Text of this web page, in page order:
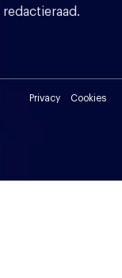
Privacy Cookies